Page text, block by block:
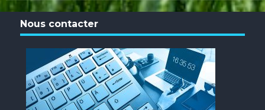
Nous contacter